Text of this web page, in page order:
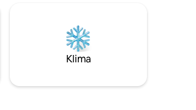
Mutfak, yayın uygulamaları
TV ile donatılmış bu lüks dairede
evinizde hissedeceksiniz.
Klima